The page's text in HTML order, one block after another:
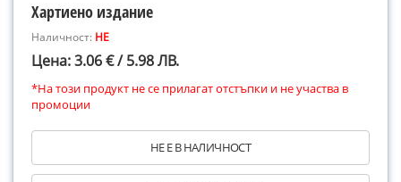
Хартиено издание
Наличност: НЕ
Цена: 3.06 € / 5.98 ЛВ.
*На този продукт не се прилагат отстъпки и не участва в
промоции
НЕ Е В НАЛИЧНОСТ